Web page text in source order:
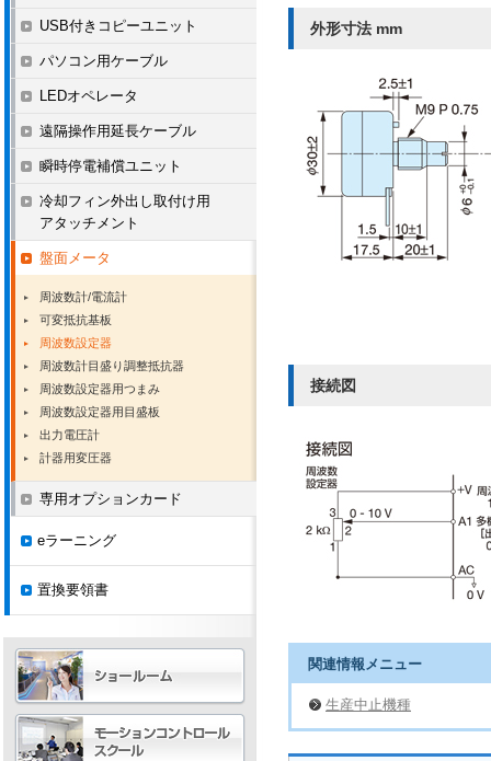
外形寸法 mm
接続図
関連情報メニュー
生産中止機種
USB付きコピーユニット
パソコン用ケーブル
LEDオペレータ
遠隔操作用延長ケーブル
瞬時停電補償ユニット
冷却フィン外出し取付け用
アタッチメント
盤面メータ
周波数計/電流計
可変抵抗基板
周波数設定器
周波数計目盛り調整抵抗器
周波数設定器用つまみ
周波数設定器用目盛板
出力電圧計
計器用変圧器
専用オプションカード
eラーニング
置換要領書